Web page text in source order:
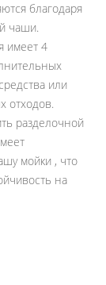
благодаря
чаши.
имеет 4
или
отходов.
разделочной
мойки , что
на